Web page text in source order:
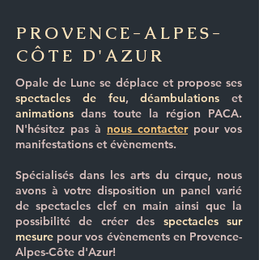
PROVENCE-ALPES-
CÔTE D'AZUR
Opale de Lune se déplace et propose ses
spectacles de feu,déambulations et
animations dans toute la région PACA.
N'hésitez pas à nous contacterpour vos
manifestations et évènements.
Spécialisés dans les arts du cirque, nous
avons à votre disposition un panel varié
de spectacles clef en main ainsi que la
possibilité de créer des spectacles sur
mesure pour vos évènements en Provence-
Alpes-Côte d'Azur!